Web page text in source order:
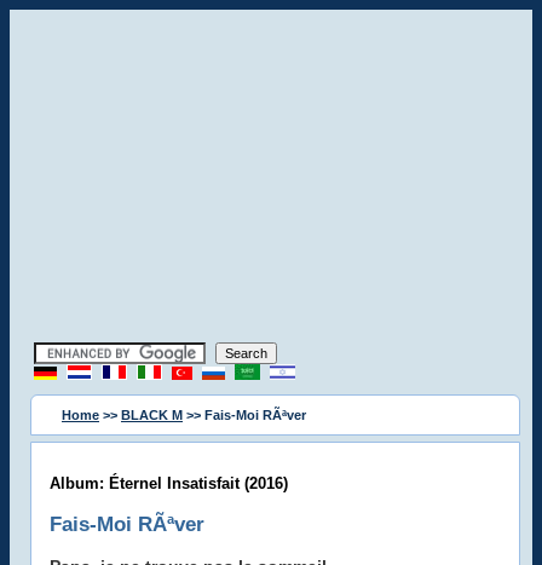
Home >> BLACK M >> Fais-Moi RÃªver
Album: Éternel Insatisfait (2016)
Fais-Moi RÃªver